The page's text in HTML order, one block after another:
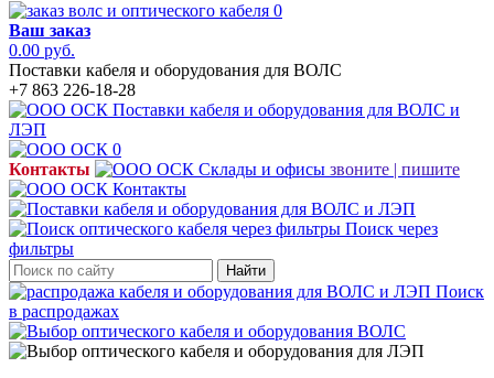
0
Ваш заказ
0.00 руб.
Поставки кабеля и оборудования для ВОЛС
+7 863 226-18-28
0
Контакты
звоните | пишите
Поиск через
фильтры
Найти
Поиск
в распродажах